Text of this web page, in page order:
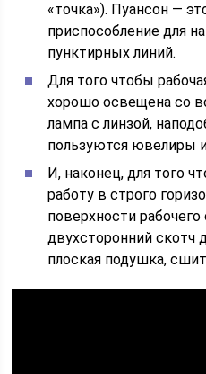
«точка»). Пуансон —
приспособление для
пунктирных линий.
Для того чтобы
хорошо освещена со
лампа с линзой,
пользуются ювелиры
И, наконец, для того
работу в строго
поверхности рабочего
двухсторонний скотч
плоская подушка,